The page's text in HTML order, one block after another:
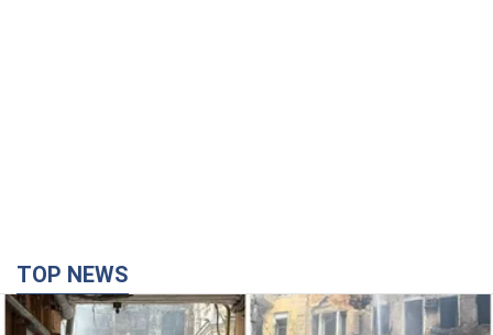
TOP NEWS